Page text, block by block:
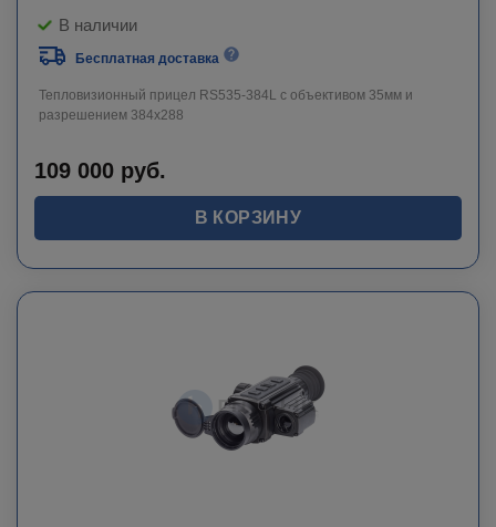
В наличии
Бесплатная доставка
Тепловизионный прицел RS535-384L c объективом 35мм и
разрешением 384х288
109 000 руб.
В КОРЗИНУ